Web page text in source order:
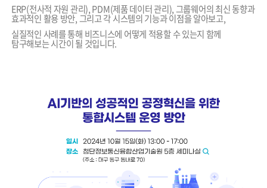
ERP(전사적 자원 관리), PDM(제품 데이터 관리), 그룹웨어의 최신 동향과
효과적인 활용 방안, 그리고 각 시스템의 기능과 이점을 알아보고,
실질적인 사례를 통해 비즈니스에 어떻게 적용할 수 있는지 함께
탐구해보는 시간이 될 것입니다.